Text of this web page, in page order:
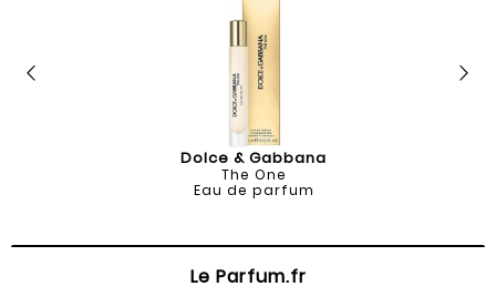
Dolce & Gabbana
The One
Eau de parfum
Le Parfum.fr